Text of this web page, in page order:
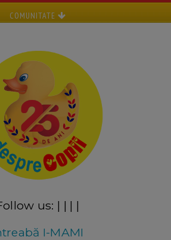
COMUNITATE
us: | | | |
I-MAMI